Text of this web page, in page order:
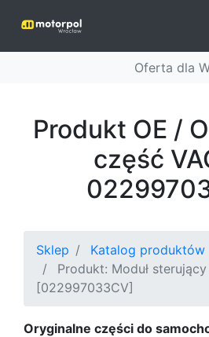
Oferta dla
Produkt OE /
część
Sklep
Katalog produktów
Produkt: Moduł
[022997033CV]
Oryginalne części do